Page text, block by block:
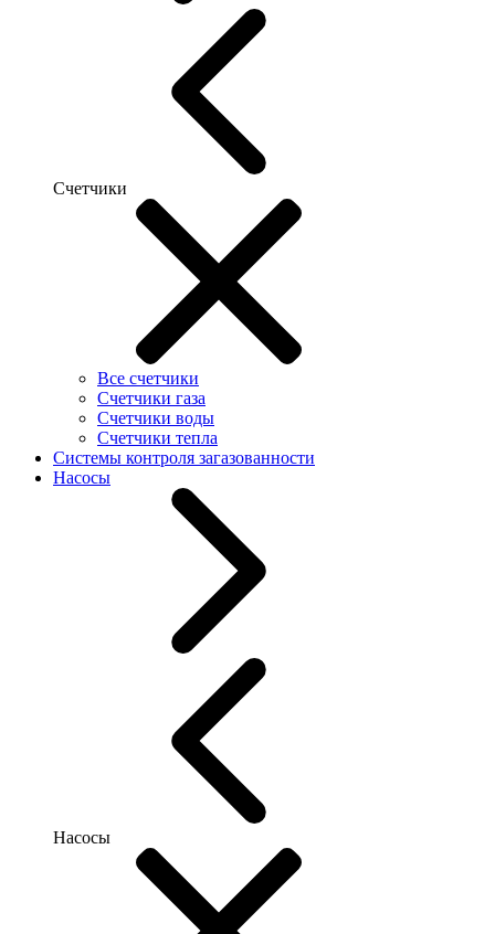
Счетчики
Все счетчики
Счетчики газа
Счетчики воды
Счетчики тепла
Системы контроля загазованности
Насосы
Насосы